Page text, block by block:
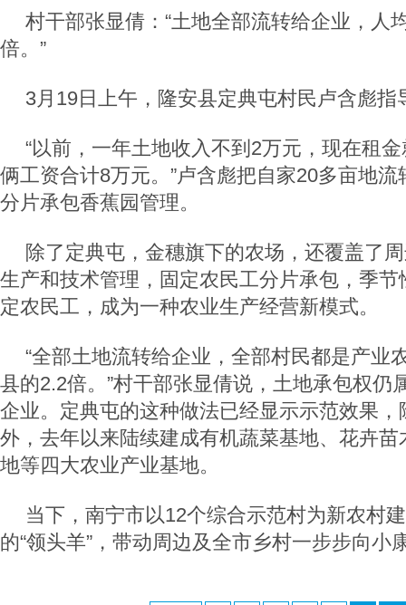
村干部张显倩：“土地全部流转给企业，人
倍。”
3月19日上午，隆安县定典屯村民卢含彪指
“以前，一年土地收入不到2万元，现在租
俩工资合计8万元。”卢含彪把自家20多亩地
分片承包香蕉园管理。
除了定典屯，金穗旗下的农场，还覆盖了
生产和技术管理，固定农民工分片承包，季
定农民工，成为一种农业生产经营新模式。
“全部土地流转给企业，全部村民都是产业
县的2.2倍。”村干部张显倩说，土地承包权仍
企业。定典屯的这种做法已经显示示范效果
外，去年以来陆续建成有机蔬菜基地、花卉
地等四大农业产业基地。
当下，南宁市以12个综合示范村为新农村
的“领头羊”，带动周边及全市乡村一步步向小